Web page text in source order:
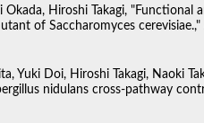
Hiroshi Takagi, "Functional
of Saccharomyces cerevisiae.,"
Yuki Doi, Hiroshi Takagi, Naoki
nidulans cross-pathway